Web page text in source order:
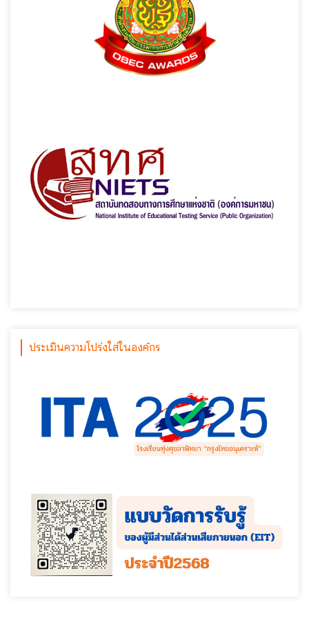
ประเมินความโปร่งใส่ในองค์กร